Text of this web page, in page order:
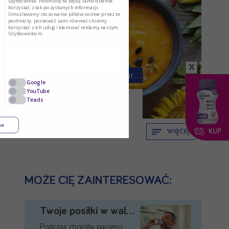
Żywienie chorych po udarze …
więcej
MOŻE CIĘ ZAINTERESOWAĆ:
Twoje posiłki w walce …
Podczas choroby pacjenci
x
KUP
korzystać z tak pozyskanych informacji.
Umożliwiamy stosowanie plików cookie przez te
podmioty, ponieważ sami również chcemy
korzystać z ich usług i kierować reklamy naszym
Użytkownikom.
Google
YouTube
Teads